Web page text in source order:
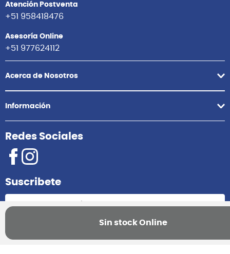
Sin stock Online
Atención Postventa
+51 958418476
Asesoría Online
+51 977624112
Acerca de Nosotros
Información
Redes Sociales
Suscribete
Suscribirme